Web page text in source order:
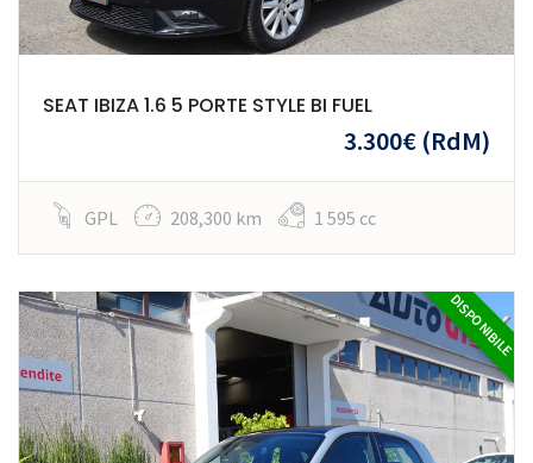
SEAT IBIZA 1.6 5 PORTE STYLE BI FUEL
3.300€ (RdM)
GPL 208,300 km 1 595 cc
DISPONIBILE